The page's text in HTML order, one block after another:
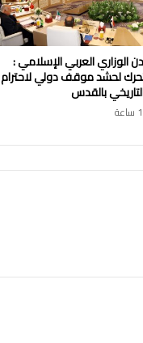
الوزاري العربي الإسلامي :
لحشد موقف دولي لاحترام
بالقدس